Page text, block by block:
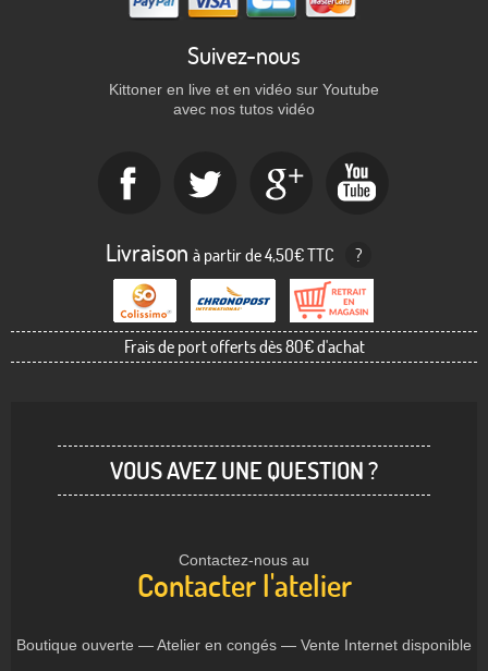
Suivez-nous
Kittoner en live et en vidéo sur Youtube
avec nos tutos vidéo
Livraison à partir de 4,50€ TTC ?
Frais de port offerts dès 80€ d'achat
VOUS AVEZ UNE QUESTION ?
Contactez-nous au
Contacter l'atelier
Boutique ouverte — Atelier en congés — Vente Internet disponible